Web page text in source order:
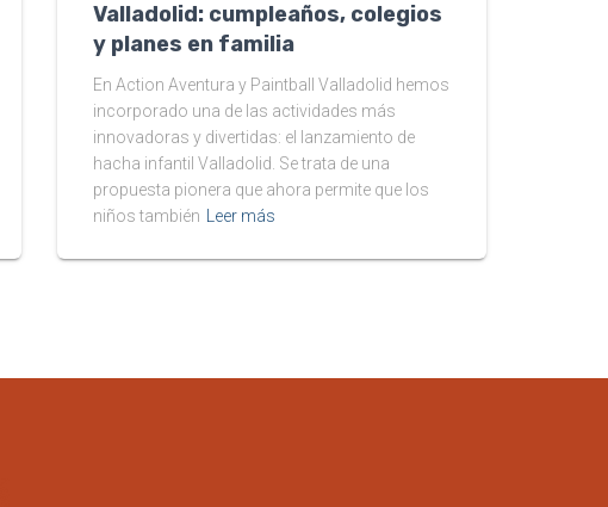
Valladolid: cumpleaños, colegios
y planes en familia
En Action Aventura y Paintball Valladolid hemos
incorporado una de las actividades más
innovadoras y divertidas: el lanzamiento de
hacha infantil Valladolid. Se trata de una
propuesta pionera que ahora permite que los
niños también
Leer más